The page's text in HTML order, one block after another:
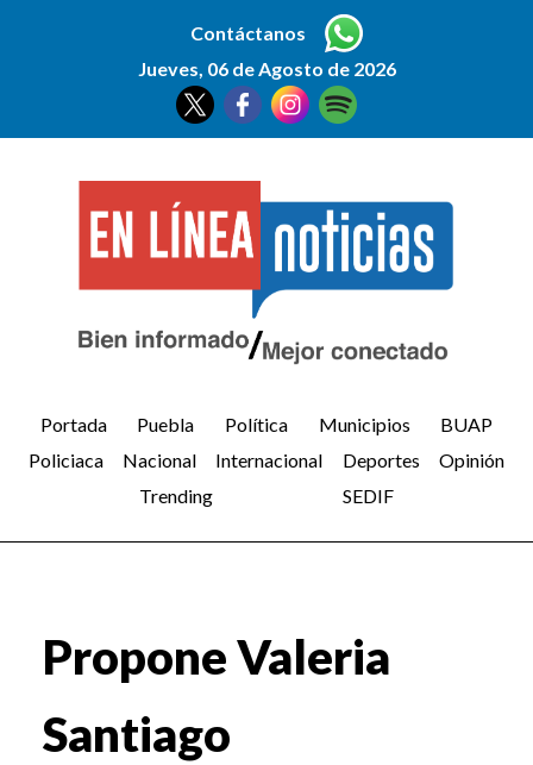
Contáctanos
Jueves, 06 de Agosto de 2026
Portada Puebla Política Municipios
BUAP
Policiaca
Nacional Internacional Deportes
Opinión
Trending
SEDIF
Propone Valeria
Santiago